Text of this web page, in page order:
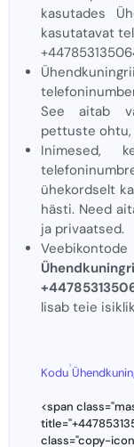
kasutades
kasutatavat
See aitab
pettuste
Inimesed,
ühekordselt
hästi. Need
ja privaatsed.
lisab teie
Kodu
›
<span
class="copy-